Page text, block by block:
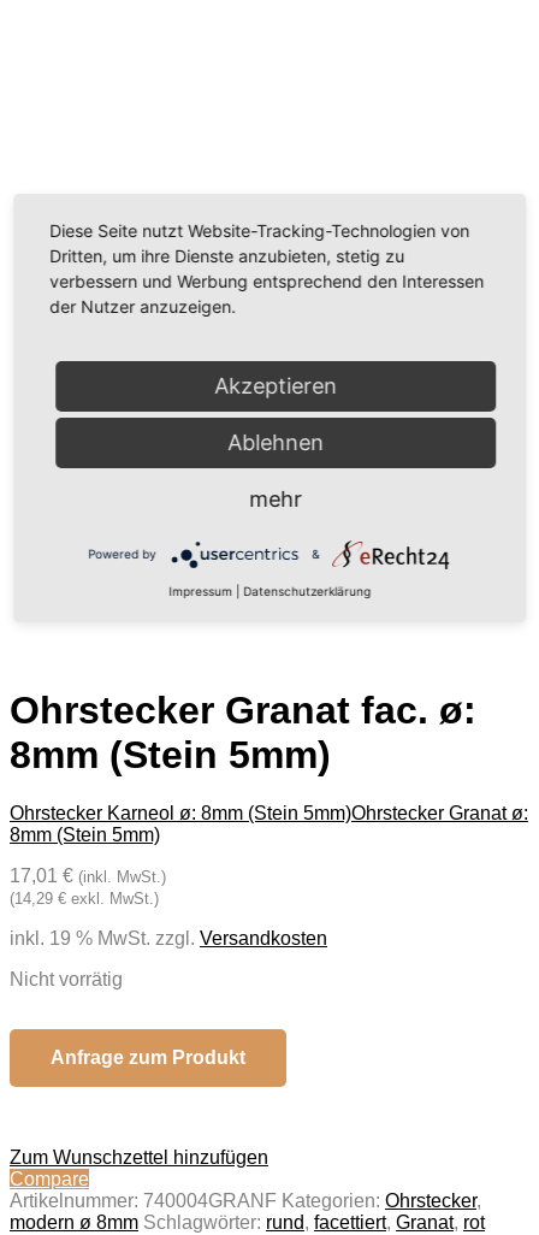
Videoinhalte einzubetten. Dieser Service kann Daten
zu Ihren Aktivitäten sammeln. Bitte lesen Sie die Details
durch und stimmen Sie der Nutzung des Service zu,
um dieses Video anzusehen.
Mehr Informationen
Powered byUsercentrics Consent Management
Platform
Ohrstecker Granat fac. ø:
8mm (Stein 5mm)
Ohrstecker Karneol ø: 8mm (Stein 5mm)Ohrstecker Granat ø:
8mm (Stein 5mm)
17,01 € (inkl. MwSt.)
(14,29 € exkl. MwSt.)
inkl. 19 % MwSt. zzgl. Versandkosten
Nicht vorrätig
Anfrage zum Produkt
Zum Wunschzettel hinzufügen
Compare
Artikelnummer: 740004GRANF Kategorien: Ohrstecker,
modern ø 8mm Schlagwörter: rund, facettiert, Granat, rot
Diese Seite nutzt Website-Tracking-Technologien von
Dritten, um ihre Dienste anzubieten, stetig zu
verbessern und Werbung entsprechend den Interessen
der Nutzer anzuzeigen.
Akzeptieren
Ablehnen
mehr
Powered by &
Impressum Datenschutzerklärung